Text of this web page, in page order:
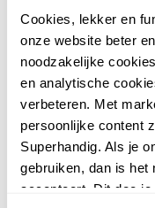
Cookies, lekker en
onze website beter
noodzakelijke
en analytische
verbeteren. Met
persoonlijke content
Superhandig. Als je
gebruiken, dan is het
accepteert. Dit doe